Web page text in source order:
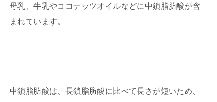
母乳、牛乳やココナッツオイルなどに中鎖脂肪酸が含
まれています。
中鎖脂肪酸は、長鎖脂肪酸に比べて長さが短いため、